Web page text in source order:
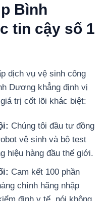
Bình
tin cậy số 1
dịch vụ vệ sinh công
Dương khẳng định vị
trị cốt lõi khác biệt:
Chúng tôi đầu tư đồng
vệ sinh và bộ test
hiệu hàng đầu thế giới.
Cam kết 100 phần
chính hãng nhập